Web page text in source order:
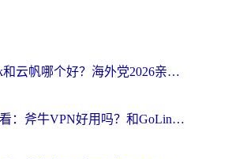
Quickback和云帆哪个好？海外党2026亲测指南：选对加速器大陆工具，无缝刷国内剧玩国服
海外党必看：斧牛VPN好用吗？和GoLinkVPN对比哪个回国效果更好？